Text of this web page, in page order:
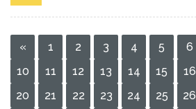
« 1 2 3 4 5 6
10
11 12 13 14 15 16
20
21 22 23 24 25 26